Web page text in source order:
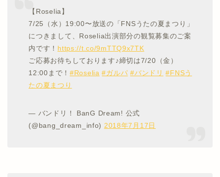
【Roselia】
7/25（水）19:00〜放送の「FNSうたの夏まつり」
につきまして、Roselia出演部分の観覧募集のご案
内です！ https://t.co/9mTTQ9x7TK
ご応募お待ちしております♪締切は7/20（金）
12:00まで！ #Roselia #ガルパ #バンドリ #FNSう
たの夏まつり
— バンドリ！ BanG Dream! 公式
(@bang_dream_info) 2018年7月17日